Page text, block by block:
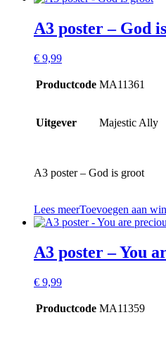
A3 poster – God
€ 9,99
Productcode MA11361
Uitgever Majestic Ally
A3 poster – God is groot
Lees meerToevoegen aan
A3 poster – You
€ 9,99
Productcode MA11359